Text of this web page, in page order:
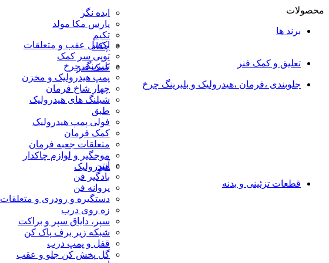
محصولات
برند ها
ایده نگر
پارس مکا مولد
تکیم
چکاد
تعلیق و کمک فنر
اکسل عقب و متعلقات
توپی سر کمک
کمک فنر
جلوبندی ،فرمان ،هیدرولیک و بلبرینگ چرخ
بلبرینگ چرخ
پمپ هیدرولیک و مخزن
چهار شاخ فرمان
شیلنگ های هیدرولیک
طبق
فولی پمپ هیدرولیک
کمک فرمان
متعلقات جعبه فرمان
موجگیر و لوازم چاکدار
هیدرولیک
قطعات تزئینی و بدنه
آنتن
بادگیر فن
پروانه فن
دستگیره و رودری و متعلقات
زه روی درب
سپر، دایاق سپر و براکت
شبکه زیر برف پاک کن
قفل و پمپ درب
گل پخش کن جلو و عقب